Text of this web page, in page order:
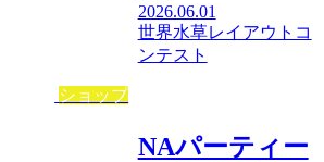
2026.06.01
世界水草レイアウトコ
ンテスト
ショップ
NAパーティー